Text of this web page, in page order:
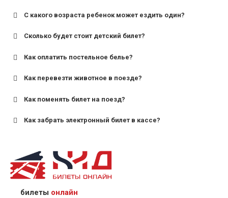
С какого возраста ребенок может ездить один?
для поездов дальнего следования — от 10 лет и
для пригородных поездов — от 7 лет.
Сколько будет стоит детский билет?
Как оплатить постельное белье?
Как перевезти животное в поезде?
Как поменять билет на поезд?
Как забрать электронный билет в кассе?
назвав кассиру 14-значный номер заказа;
предъявив удостоверение личности пассажира, на
кого оформлен билет.
билеты онлайн